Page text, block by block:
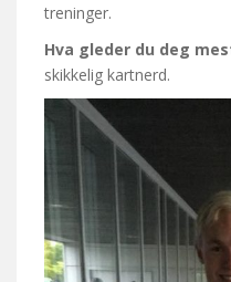
treninger.
Hva gleder du deg
skikkelig kartnerd.